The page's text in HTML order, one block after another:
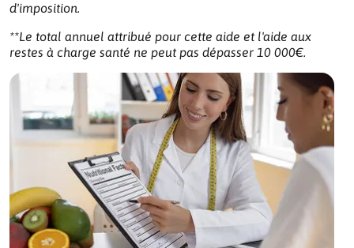
d'imposition.
**Le total annuel attribué pour cette aide et l'aide aux
restes à charge santé ne peut pas dépasser 10 000€.